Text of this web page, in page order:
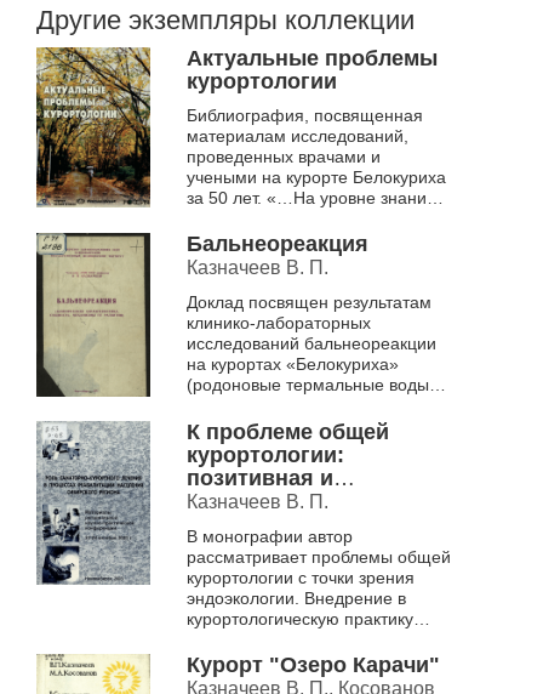
Другие экземпляры коллекции
Актуальные проблемы
курортологии
Библиография, посвященная
материалам исследований,
проведенных врачами и
учеными на курорте Белокуриха
за 50 лет. «…На уровне знаний и
медицине XXI века курорт
«Белокуриха»...
Бальнеореакция
Казначеев В. П.
Доклад посвящен результатам
клинико-лабораторных
исследований бальнеореакции
на курортах «Белокуриха»
(родоновые термальные воды) и
грязелечение). Клинический
мате...
К проблеме общей
курортологии:
позитивная и
негативная
Казначеев В. П.
В монографии автор
рассматривает проблемы общей
курортологии с точки зрения
эндоэкологии. Внедрение в
курортологическую практику
как по оценке состояния
здоровья, так и по...
Курорт "Озеро Карачи"
Казначеев В. П., Косованов